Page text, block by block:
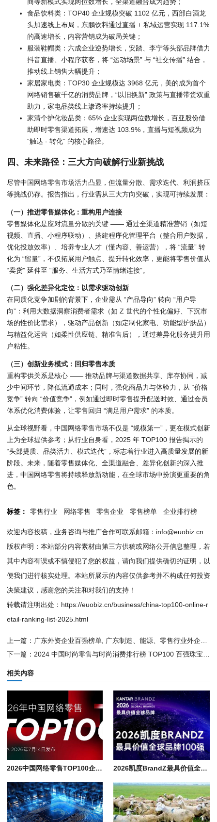
食品饮料类 ：TOP40 企业规模突破 1102 亿元，西部白酒龙
头加速线上布局，东鹏饮料通过直播 + 私域运营实现 117.1%
的高速增长，内容营销成为破局关键；
服装鞋帽类 ：六成企业逆势增长，安踏、李宁等头部品牌借力
抖音直播、小程序获客，将 “运动场景” 与 “社交传播” 结合，
推动线上销售大幅提升；
家居家电类 ：TOP30 企业规模达 3968 亿元，美的成为首个
网络销售破千亿的消费品牌，“以旧换新” 政策与直播带货双重
助力，家电品类线上渗透率持续提升；
家清个护化妆品类 ：65% 企业实现两位数增长，百亚股份借
助即时零售渠道拓展，增速达 103.9%，直播与短视频成为
“触达 - 转化” 的核心路径。
四、未来路径：三大方向破解行业新挑战
尽管中国网络零售市场活力凸显，但流量分散、需求迭代、利润挤压
等挑战仍存。报告指出，行业需从三大方向突破，实现可持续发展：
（一）推进零售媒体化：重构用户连接
零售媒体化是应对流量分散的关键 —— 通过全渠道精准营销（如短
视频、直播、小程序联动）、搭建程序化管理平台（整合用户数据，
优化投放效率）、培养专业人才（懂内容、善运营），将 “流量” 转
化为 “留量”，不仅拓展用户触点、提升转化效率，更能将零售价值从
“卖货” 延伸至 “服务、生活方式乃至情绪连接”。
（二）强化差异化定位：以需求驱动创新
在同质化竞争加剧的背景下，企业需从 “产品导向” 转向 “用户导
向”：利用大数据洞察消费者需求（如 Z 世代的个性化偏好、下沉市
场的性价比需求），驱动产品创新（如定制化家电、功能型护肤品）
与精益化运营（如柔性供应链、精准售后），通过差异化服务提升用
户粘性。
（三）创新业务模式：回归零售本质
重构零供关系是核心 —— 推动品牌与渠道数据共享、库存协同，减
少中间环节，降低流通成本；同时，强化商品力与体验力，从 “价格
竞争” 转向 “价值竞争”，例如通过即时零售提升配送时效、通过会员
体系优化消费体验，让零售回归 “满足用户需求” 的本质。
从全球视野看，中国网络零售市场不仅是 “规模第一”，更在模式创新
上为全球提供参考；从行业自身看，2025 年 TOP100 报告揭示的
“头部提质、品类活力、模式迭代”，标志着行业进入高质量发展的新
阶段。未来，随着零售媒体化、全渠道融合、差异化创新的深入推
进，中国网络零售将持续释放新动能，在全球市场中扮演更重要的角
色。
标签： 零售行业 网络零售 零售企业 零售榜单 企业排行榜
欢迎内容投稿，业务咨询与推广合作可联系邮箱：info@euobiz.cn
版权声明：本站部分内容素材由第三方供稿或网络公开信息整理，若
其中内容有误或不慎侵犯了您的权益，请向我们提供确切的证明，以
便我们进行核实处理。本站所展示的内容仅供参考并不构成任何投资
决策建议，感谢您的关注和对我们的支持！
转载请注明出处： https://euobiz.cn/business/china-top100-online-r
etail-ranking-list-2025.html
上一篇： 广东外资企业百强榜单, 广东制造、能源、零售行业外企名单
下一篇： 2024 中国时尚零售与时尚消费排行榜 TOP100 百强珠宝服饰企业名单
相关内容
2026中国网络零售TOP100企业排行榜单, 京东/阿里/美的/沃尔玛领衔千亿阵营 2026凯度BrandZ最具价值全球品牌100强排行榜单, 世界知名企业名录